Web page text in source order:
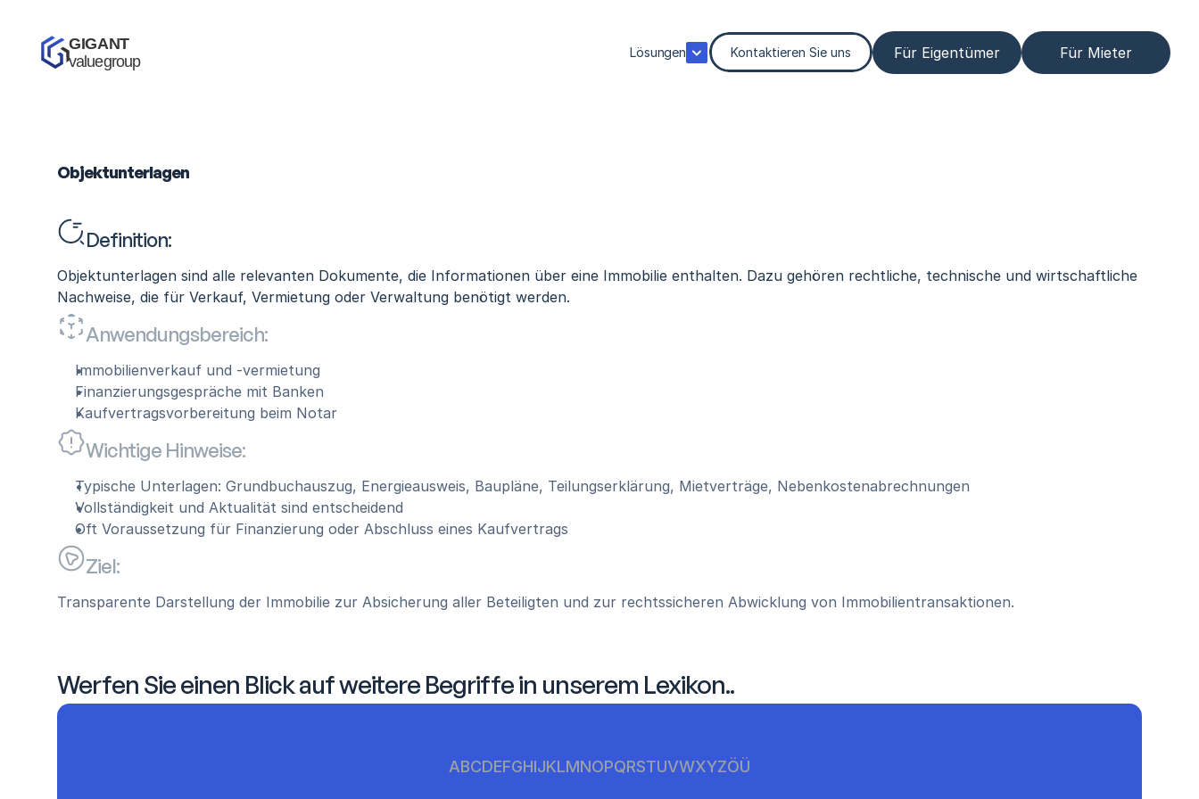
Objektunterlagen
Definition:
Objektunterlagen sind alle relevanten Dokumente, die Informationen über eine Immobilie enthalten. Dazu gehören rechtliche, technische und wirtschaftliche
Nachweise, die für Verkauf, Vermietung oder Verwaltung benötigt werden.
Anwendungsbereich:
Immobilienverkauf und -vermietung
Finanzierungsgespräche mit Banken
Kaufvertragsvorbereitung beim Notar
Wichtige Hinweise:
Typische Unterlagen: Grundbuchauszug, Energieausweis, Baupläne, Teilungserklärung, Mietverträge, Nebenkostenabrechnungen
Vollständigkeit und Aktualität sind entscheidend
Oft Voraussetzung für Finanzierung oder Abschluss eines Kaufvertrags
Ziel:
Transparente Darstellung der Immobilie zur Absicherung aller Beteiligten und zur rechtssicheren Abwicklung von Immobilientransaktionen.
Werfen Sie einen Blick auf weitere Begriffe in unserem Lexikon..
ABCDEFGHIJKLMNOPQRSTUVWXYZÖÜ
GIGANT
valuegroup
Lösungen Kontaktieren Sie uns Für Eigentümer Für Mieter